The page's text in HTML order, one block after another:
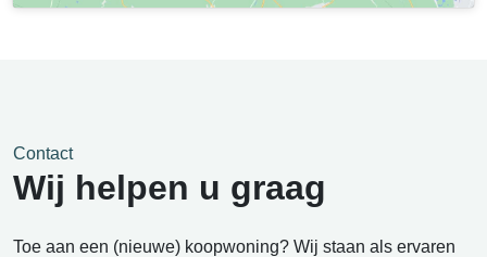
Contact
Wij helpen u graag
Toe aan een (nieuwe) koopwoning? Wij staan als ervaren